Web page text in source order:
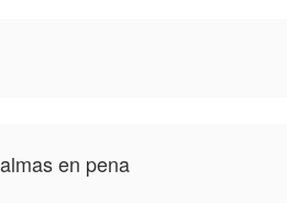
en pena